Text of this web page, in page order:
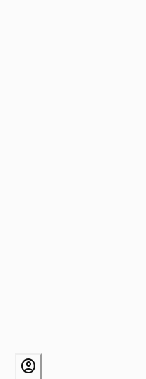
account_circle